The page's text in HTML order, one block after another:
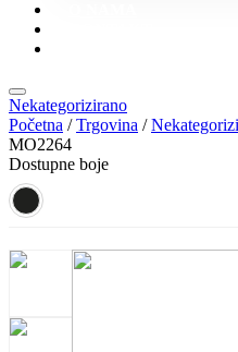
Nekategorizirano
Početna /Trgovina /
MO2264
Dostupne boje